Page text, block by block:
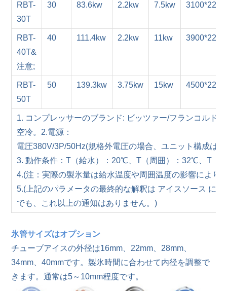
RBT-
30T
30 83.6kw 2.2kw 7.5kw
RBT-
40T&
注意;
40 111.4kw 2.2kw 11kw
RBT-
50T
50 139.3kw 3.75kw 15kw
1. コンプレッサーのブランド: ビッツァー/フランコルド ;
空冷。2.電源：
電圧380V/3P/50Hz(規格外電圧の場合、ユニット構成は
3. 動作条件：T（給水）：20℃、T（周囲）：32℃、T（
4.(注：実際の製氷量は給水温度や周囲温度の影響により
5.(上記のパラメータの最終的な解釈は アイスソース に
でも、これ以上の通知はありません。)
氷管サイズはオプション
チューブアイスの外径は16mm、22mm、28mm、
34mm、40mmです。製氷時間に合わせて内径を調整で
きます。通常は5～10mm程度です。